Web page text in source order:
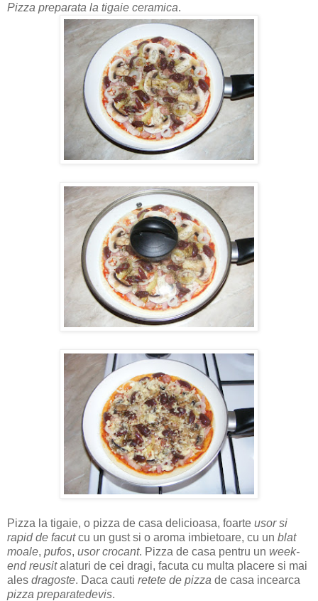
Pizza preparata la tigaie ceramica.
Pizza la tigaie, o pizza de casa delicioasa, foarte usor si
rapid de facutcu un gust si o aroma imbietoare, cu un blat
moale, pufos, usor crocant. Pizza de casa pentru un week-
end reusitalaturi de cei dragi, facuta cu multa placere si mai
ales dragoste. Daca cauti retete de pizza de casa incearca
pizza preparatedevis.